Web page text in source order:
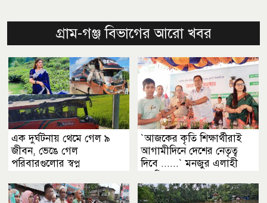
গ্রাম-গঞ্জ বিভাগের আরো খবর
এক দুর্ঘটনায় থেমে গেল ৯
জীবন, ভেঙে গেল
পরিবারগুলোর স্বপ্ন
‍‍`আজকের কৃতি শিক্ষার্থীরাই
আগামীদিনে দেশের নেতৃত্ব
দিবে ......‍‍` মনজুর এলাহী